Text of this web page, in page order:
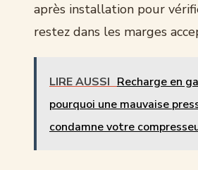
après installation pour
restez dans les marges
LIRE AUSSI Recharge en
pourquoi une mauvaise
condamne votre